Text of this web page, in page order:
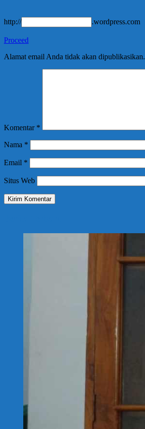
http:// .wordpress.com
Proceed
Alamat email Anda tidak akan dipublikasikan.
Komentar *
Nama *
Email *
Situs Web